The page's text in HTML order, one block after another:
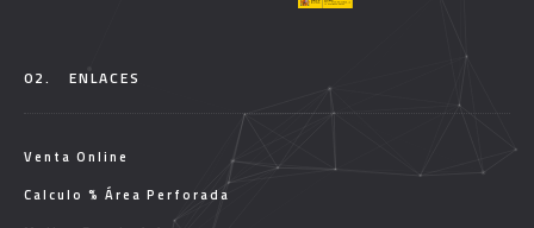
02. ENLACES
Venta Online
Calculo % Área Perforada